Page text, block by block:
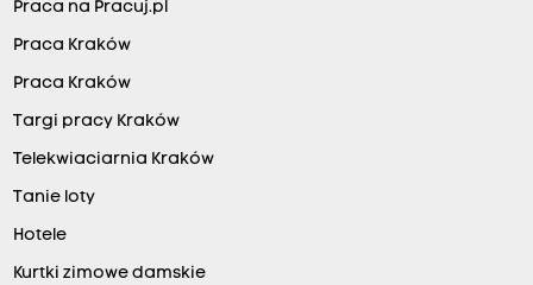
Praca na Pracuj.pl
Praca Kraków
Praca Kraków
Targi pracy Kraków
Telekwiaciarnia Kraków
Tanie loty
Hotele
Kurtki zimowe damskie